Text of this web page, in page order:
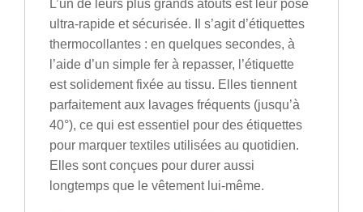
L’un de leurs plus grands atouts est leur pose
ultra-rapide et sécurisée. Il s’agit d’étiquettes
thermocollantes : en quelques secondes, à
l’aide d’un simple fer à repasser, l’étiquette
est solidement fixée au tissu. Elles tiennent
parfaitement aux lavages fréquents (jusqu’à
40°), ce qui est essentiel pour des étiquettes
pour marquer textiles utilisées au quotidien.
Elles sont conçues pour durer aussi
longtemps que le vêtement lui-même.